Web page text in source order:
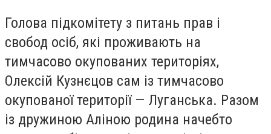
Голова підкомітету з питань прав і
свобод осіб, які проживають на
тимчасово окупованих територіях,
Олексій Кузнєцов сам із тимчасово
окупованої території — Луганська. Разом
із дружиною Аліною родина начебто